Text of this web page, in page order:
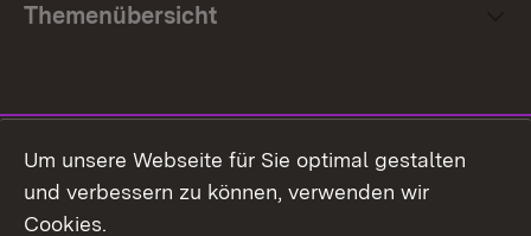
Themenübersicht
Facebook
Um unsere Webseite für Sie optimal gestalten
und verbessern zu können, verwenden wir
Cookies.